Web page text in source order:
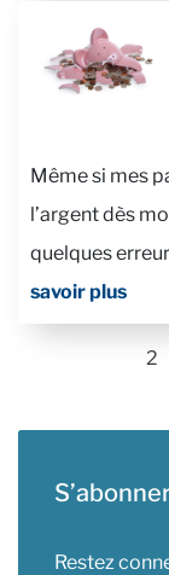
Même si mes
l’argent dès
quelques
savoir plus
2
Restez